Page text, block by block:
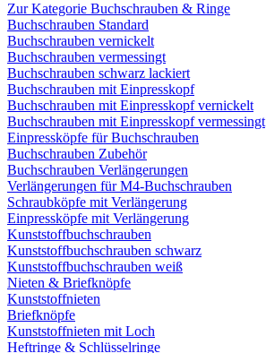
Zur Kategorie Buchschrauben & Ringe
Buchschrauben Standard
Buchschrauben vernickelt
Buchschrauben vermessingt
Buchschrauben schwarz lackiert
Buchschrauben mit Einpresskopf
Buchschrauben mit Einpresskopf vernickelt
Buchschrauben mit Einpresskopf vermessingt
Einpressköpfe für Buchschrauben
Buchschrauben Zubehör
Buchschrauben Verlängerungen
Verlängerungen für M4-Buchschrauben
Schraubköpfe mit Verlängerung
Einpressköpfe mit Verlängerung
Kunststoffbuchschrauben
Kunststoffbuchschrauben schwarz
Kunststoffbuchschrauben weiß
Nieten & Briefknöpfe
Kunststoffnieten
Briefknöpfe
Kunststoffnieten mit Loch
Heftringe & Schlüsselringe